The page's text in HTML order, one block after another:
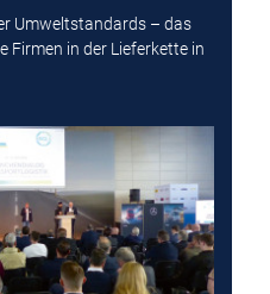
Umweltstandards – das
Firmen in der Lieferkette in